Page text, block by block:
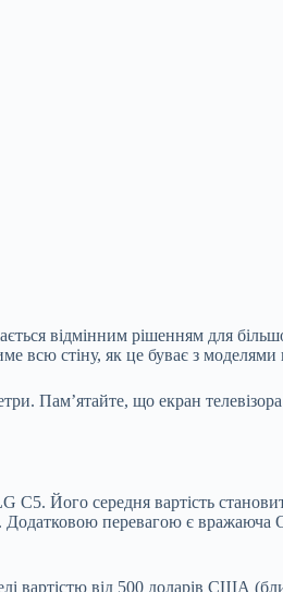
відмінним рішенням для
всю стіну, як це буває з
Пам’ятайте, що екран
C5. Його середня вартість
перевагою є вражаюча
вартістю від 500 доларів США